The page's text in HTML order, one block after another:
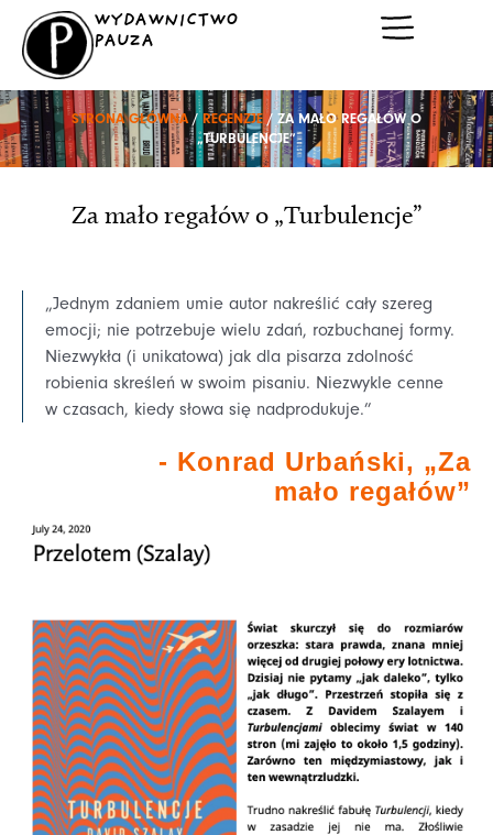
Przejdź
treści
WYDAWNICTWO
PAUZA
STRONA GŁÓWNA / RECENZJE / ZA MAŁO REGAŁÓW O
„TURBULENCJE”
Za mało regałów o „Turbulencje”
„Jednym zdaniem umie autor nakreślić cały szereg
emocji; nie potrzebuje wielu zdań, rozbuchanej formy.
Niezwykła (i unikatowa) jak dla pisarza zdolność
robienia skreśleń w swoim pisaniu. Niezwykle cenne
w czasach, kiedy słowa się nadprodukuje.”
- Konrad Urbański, „Za
mało regałów”